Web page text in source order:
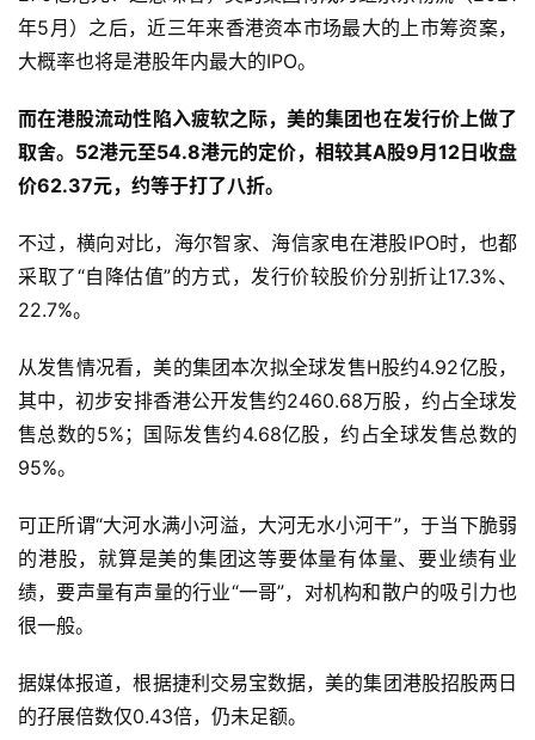
年5月）之后，近三年来香港资本市场最大的上市筹资案，
大概率也将是港股年内最大的IPO。
而在港股流动性陷入疲软之际，美的集团也在发行价上做了
取舍。52港元至54.8港元的定价，相较其A股9月12日收盘
价62.37元，约等于打了八折。
不过，横向对比，海尔智家、海信家电在港股IPO时，也都
采取了“自降估值”的方式，发行价较股价分别折让17.3%、
22.7%。
从发售情况看，美的集团本次拟全球发售H股约4.92亿股，
其中，初步安排香港公开发售约2460.68万股，约占全球发
售总数的5%；国际发售约4.68亿股，约占全球发售总数的
95%。
可正所谓“大河水满小河溢，大河无水小河干”，于当下脆弱
的港股，就算是美的集团这等要体量有体量、要业绩有业
绩，要声量有声量的行业“一哥”，对机构和散户的吸引力也
很一般。
据媒体报道，根据捷利交易宝数据，美的集团港股招股两日
的孖展倍数仅0.43倍，仍未足额。